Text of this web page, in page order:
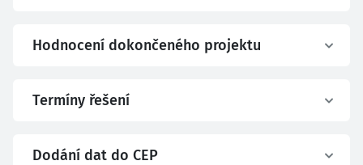
Hodnocení dokončeného projektu
Termíny řešení
Dodání dat do CEP